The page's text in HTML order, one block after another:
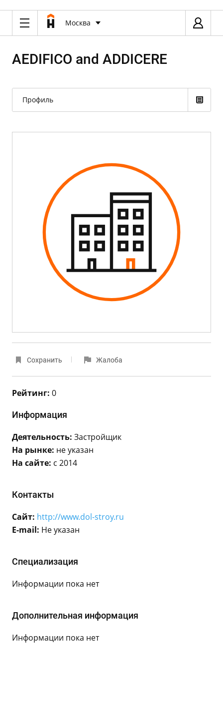
Москва
AEDIFICO and ADDICERE
Профиль
Сохранить Жалоба
Рейтинг: 0
Информация
Деятельность: Застройщик
На рынке: не указан
На сайте: с 2014
Контакты
Сайт: http://www.dol-stroy.ru
E-mail: Не указан
Специализация
Информации пока нет
Дополнительная информация
Информации пока нет